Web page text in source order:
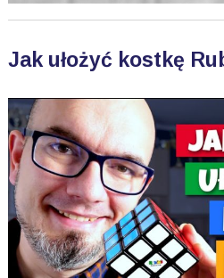
Jak ułożyć kostkę